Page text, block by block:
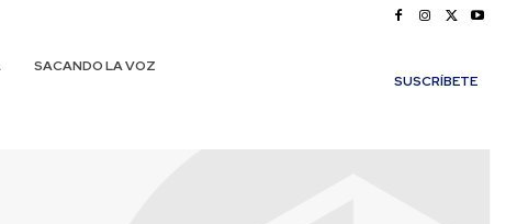
SACANDO LA VOZ
SUSCRÍBETE